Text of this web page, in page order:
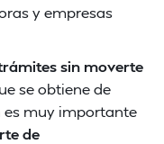
y empresas
sin moverte
se obtiene de
es muy importante
de